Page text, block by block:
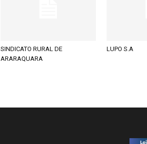
SINDICATO RURAL DE
ARARAQUARA
LUPO S.A